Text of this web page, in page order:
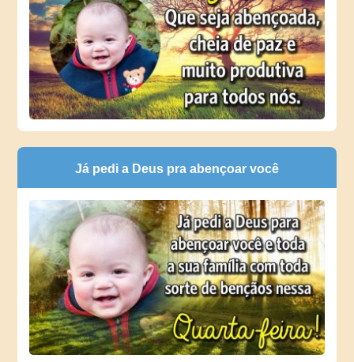
Já pedi a Deus pra abençoar você